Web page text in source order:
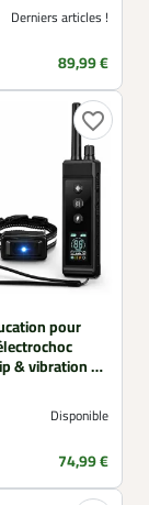
Derniers articles !
Prix
89,99 €
favorite_border
pour
& vibration –
Disponible
Prix
74,99 €